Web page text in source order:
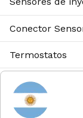
Conector
Termostatos